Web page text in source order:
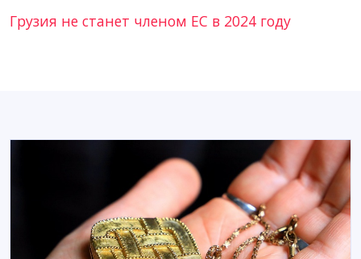
Грузия не станет членом ЕС в 2024 году